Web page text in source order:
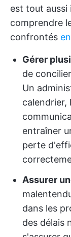
est tout
comprendre
confrontés
Gérer
de
Un
calendrier,
entraîner
perte
Assurer
dans les
des délais